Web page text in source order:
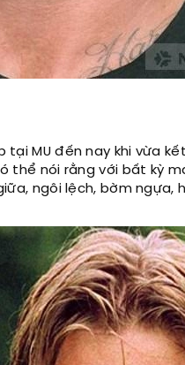
MU đến nay khi vừa
thể nói rằng với bất kỳ
ngôi lệch, bờm ngựa,